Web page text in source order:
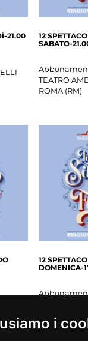
i
21.00
12
SABATO-
TEATRO
ROMA(RM)
12
DOMENICA-